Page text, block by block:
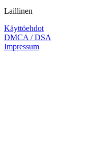
Laillinen
Käyttöehdot
DMCA / DSA
Impressum